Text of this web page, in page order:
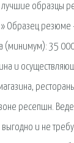
образцы
Образец резюме
(минимум): 35
и
ресепшн.
выгодно и не